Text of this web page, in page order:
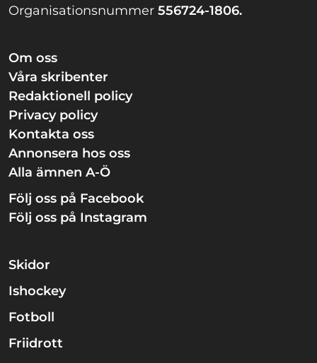
Organisationsnummer 556724-1806.
Om oss
Våra skribenter
Redaktionell policy
Privacy policy
Kontakta oss
Annonsera hos oss
Alla ämnen A-Ö
Följ oss på Facebook
Följ oss på Instagram
Skidor
Ishockey
Fotboll
Friidrott